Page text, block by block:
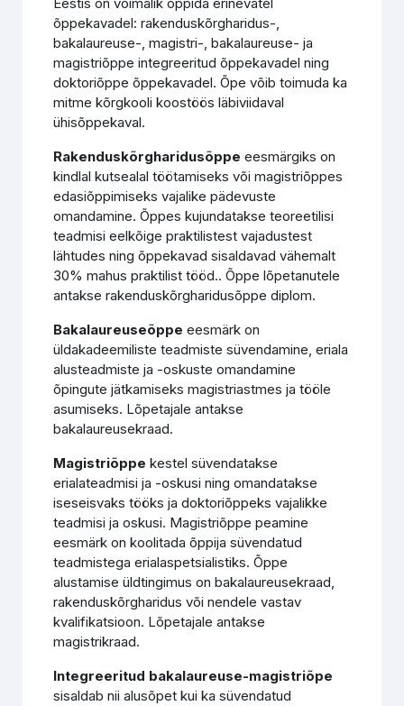
õppekavadel: rakenduskõrgharidus-,
bakalaureuse-, magistri-, bakalaureuse- ja
magistriõppe integreeritud õppekavadel ning
doktoriõppe õppekavadel. Õpe võib toimuda ka
mitme kõrgkooli koostöös läbiviidaval
ühisõppekaval.
Rakenduskõrgharidusõppe eesmärgiks on
kindlal kutsealal töötamiseks või magistriõppes
edasiõppimiseks vajalike pädevuste
omandamine. Õppes kujundatakse teoreetilisi
teadmisi eelkõige praktilistest vajadustest
lähtudes ning õppekavad sisaldavad vähemalt
30% mahus praktilist tööd.. Õppe lõpetanutele
antakse rakenduskõrgharidusõppe diplom.
Bakalaureuseõppe eesmärk on
üldakadeemiliste teadmiste süvendamine, eriala
alusteadmiste ja -oskuste omandamine
õpingute jätkamiseks magistriastmes ja tööle
asumiseks. Lõpetajale antakse
bakalaureusekraad.
Magistriõppe kestel süvendatakse
erialateadmisi ja -oskusi ning omandatakse
iseseisvaks tööks ja doktoriõppeks vajalikke
teadmisi ja oskusi. Magistriõppe peamine
eesmärk on koolitada õppija süvendatud
teadmistega erialaspetsialistiks. Õppe
alustamise üldtingimus on bakalaureusekraad,
rakenduskõrgharidus või nendele vastav
kvalifikatsioon. Lõpetajale antakse
magistrikraad.
Integreeritud bakalaureuse-magistriõpe
sisaldab nii alusõpet kui ka süvendatud